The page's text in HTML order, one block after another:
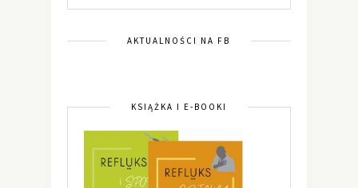
AKTUALNOŚCI NA FB
KSIĄŻKA I E-BOOKI